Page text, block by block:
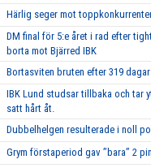
Härlig seger mot
DM final för 5:e året i rad efter
borta mot Bjärred IBK
Bortasviten bruten efter 319
IBK Lund studsar tillbaka och tar
satt hårt åt.
Dubbelhelgen resulterade i noll
Grym förstaperiod gav ’’bara’’ 2